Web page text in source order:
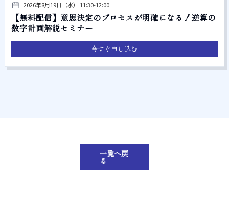
2026年8月19日（水） 11:30-12:00
【無料配信】意思決定のプロセスが明確になる！逆算の
数字計画解説セミナー
今すぐ申し込む
一覧へ戻
る